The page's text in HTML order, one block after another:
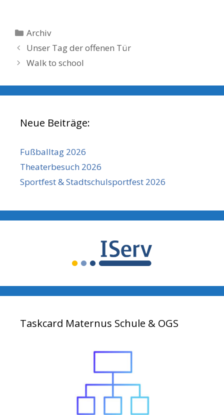
Kategorien
Archiv
Unser Tag der offenen Tür
Walk to school
Neue Beiträge:
Fußballtag 2026
Theaterbesuch 2026
Sportfest & Stadtschulsportfest 2026
Taskcard Maternus Schule & OGS